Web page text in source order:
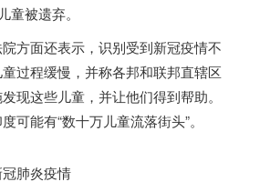
童被遗弃。
方面还表示，识别受到新冠疫情不
过程缓慢，并称各邦和联邦直辖区
现这些儿童，并让他们得到帮助。
可能有“数十万儿童流落街头”。
肺炎疫情